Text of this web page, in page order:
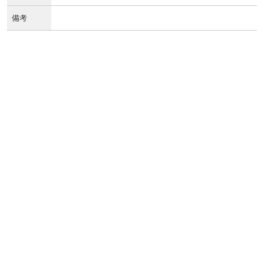
備考